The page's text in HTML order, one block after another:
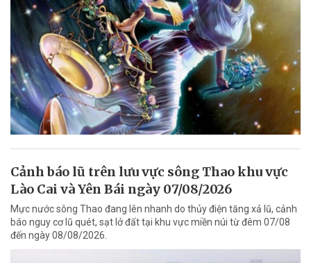
Cảnh báo lũ trên lưu vực sông Thao khu vực
Lào Cai và Yên Bái ngày 07/08/2026
Mực nước sông Thao đang lên nhanh do thủy điện tăng xả lũ, cảnh
báo nguy cơ lũ quét, sạt lở đất tại khu vực miền núi từ đêm 07/08
đến ngày 08/08/2026.